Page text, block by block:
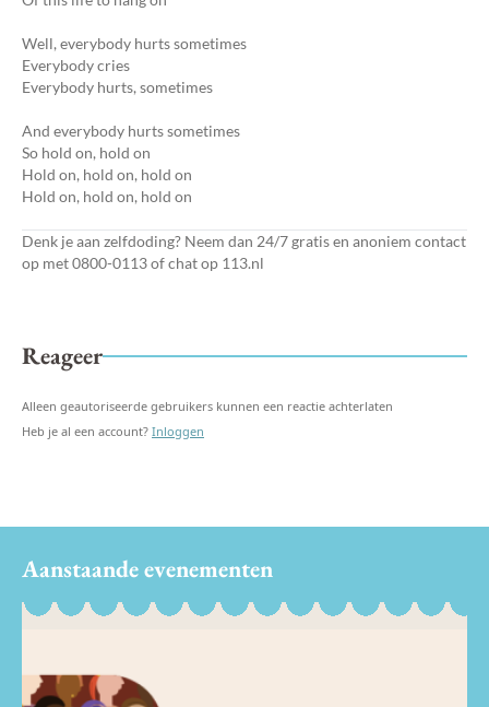
Well, everybody hurts sometimes
Everybody cries
Everybody hurts, sometimes
And everybody hurts sometimes
So hold on, hold on
Hold on, hold on, hold on
Hold on, hold on, hold on
Denk je aan zelfdoding? Neem dan 24/7 gratis en anoniem contact
op met 0800-0113 of chat op 113.nl
Reageer
Alleen geautoriseerde gebruikers kunnen een reactie achterlaten
Heb je al een account? Inloggen
Aanstaande evenementen